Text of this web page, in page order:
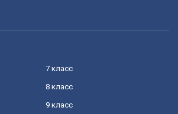
7 класс
8 класс
9 класс